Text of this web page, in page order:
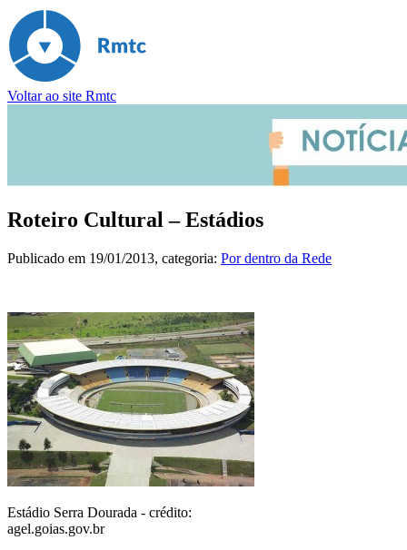
Voltar ao site Rmtc
Roteiro Cultural – Estádios
Publicado em 19/01/2013, categoria: Por dentro da Rede
Estádio Serra Dourada - crédito:
agel.goias.gov.br